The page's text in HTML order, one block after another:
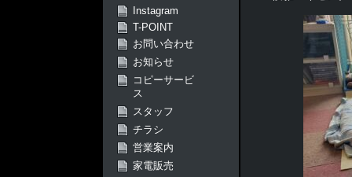
Instagram
T-POINT
お問い合わせ
お知らせ
コピーサービ
ス
スタッフ
チラシ
営業案内
家電販売